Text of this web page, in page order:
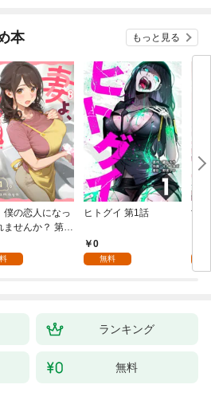
本 もっと見る
僕の恋人になっ
ませんか？ 第1
ヒトグイ 第1話
0
無料
世
ランキング
無料